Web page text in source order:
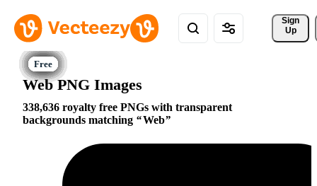
Sign
Up
Web PNG Images
338,636 royalty free PNGs with transparent
backgrounds matching
Web